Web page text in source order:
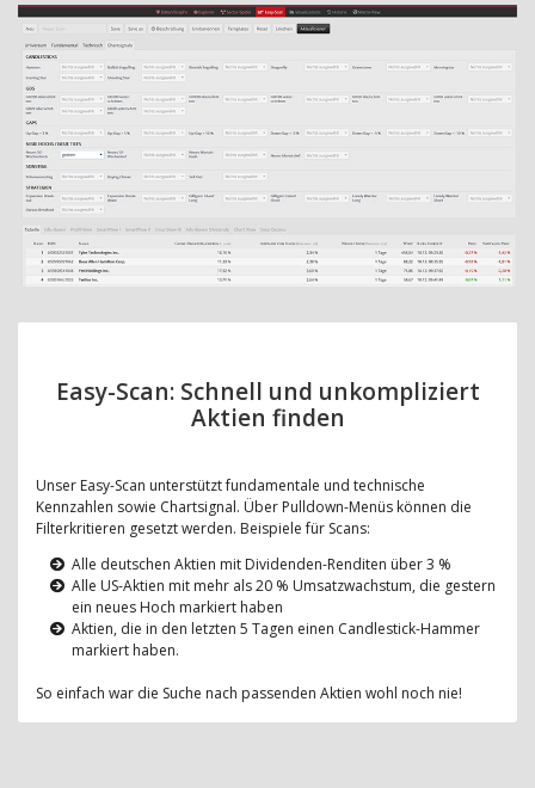
Easy-Scan: Schnell und unkompliziert
Aktien finden
Unser Easy-Scan unterstützt fundamentale und technische
Kennzahlen sowie Chartsignal. Über Pulldown-Menüs können die
Filterkritieren gesetzt werden. Beispiele für Scans:
Alle deutschen Aktien mit Dividenden-Renditen über 3 %
Alle US-Aktien mit mehr als 20 % Umsatzwachstum, die gestern
ein neues Hoch markiert haben
Aktien, die in den letzten 5 Tagen einen Candlestick-Hammer
markiert haben.
So einfach war die Suche nach passenden Aktien wohl noch nie!